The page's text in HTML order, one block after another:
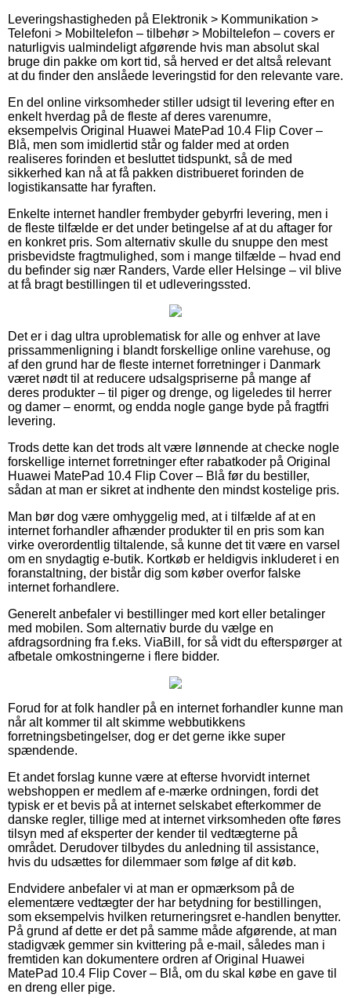
Leveringshastigheden på Elektronik > Kommunikation >
Telefoni > Mobiltelefon – tilbehør > Mobiltelefon – covers er
naturligvis ualmindeligt afgørende hvis man absolut skal
bruge din pakke om kort tid, så herved er det altså relevant
at du finder den anslåede leveringstid for den relevante vare.
En del online virksomheder stiller udsigt til levering efter en
enkelt hverdag på de fleste af deres varenumre,
eksempelvis Original Huawei MatePad 10.4 Flip Cover –
Blå, men som imidlertid står og falder med at orden
realiseres forinden et besluttet tidspunkt, så de med
sikkerhed kan nå at få pakken distribueret forinden de
logistikansatte har fyraften.
Enkelte internet handler frembyder gebyrfri levering, men i
de fleste tilfælde er det under betingelse af at du aftager for
en konkret pris. Som alternativ skulle du snuppe den mest
prisbevidste fragtmulighed, som i mange tilfælde – hvad end
du befinder sig nær Randers, Varde eller Helsinge – vil blive
at få bragt bestillingen til et udleveringssted.
Det er i dag ultra uproblematisk for alle og enhver at lave
prissammenligning i blandt forskellige online varehuse, og
af den grund har de fleste internet forretninger i Danmark
været nødt til at reducere udsalgspriserne på mange af
deres produkter – til piger og drenge, og ligeledes til herrer
og damer – enormt, og endda nogle gange byde på fragtfri
levering.
Trods dette kan det trods alt være lønnende at checke nogle
forskellige internet forretninger efter rabatkoder på Original
Huawei MatePad 10.4 Flip Cover – Blå før du bestiller,
sådan at man er sikret at indhente den mindst kostelige pris.
Man bør dog være omhyggelig med, at i tilfælde af at en
internet forhandler afhænder produkter til en pris som kan
virke overordentlig tiltalende, så kunne det tit være en varsel
om en snydagtig e-butik. Kortkøb er heldigvis inkluderet i en
foranstaltning, der bistår dig som køber overfor falske
internet forhandlere.
Generelt anbefaler vi bestillinger med kort eller betalinger
med mobilen. Som alternativ burde du vælge en
afdragsordning fra f.eks. ViaBill, for så vidt du efterspørger at
afbetale omkostningerne i flere bidder.
Forud for at folk handler på en internet forhandler kunne man
når alt kommer til alt skimme webbutikkens
forretningsbetingelser, dog er det gerne ikke super
spændende.
Et andet forslag kunne være at efterse hvorvidt internet
webshoppen er medlem af e-mærke ordningen, fordi det
typisk er et bevis på at internet selskabet efterkommer de
danske regler, tillige med at internet virksomheden ofte føres
tilsyn med af eksperter der kender til vedtægterne på
området. Derudover tilbydes du anledning til assistance,
hvis du udsættes for dilemmaer som følge af dit køb.
Endvidere anbefaler vi at man er opmærksom på de
elementære vedtægter der har betydning for bestillingen,
som eksempelvis hvilken returneringsret e-handlen benytter.
På grund af dette er det på samme måde afgørende, at man
stadigvæk gemmer sin kvittering på e-mail, således man i
fremtiden kan dokumentere ordren af Original Huawei
MatePad 10.4 Flip Cover – Blå, om du skal købe en gave til
en dreng eller pige.